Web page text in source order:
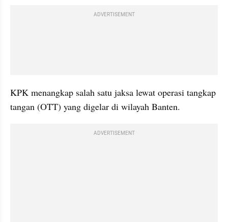
ADVERTISEMENT
KPK menangkap salah satu jaksa lewat operasi tangkap
tangan (OTT) yang digelar di wilayah Banten.
ADVERTISEMENT